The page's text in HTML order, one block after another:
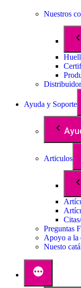
Nuestros
Ayuda y Soporte
Articulos
Preguntas
Apoyo a la
Nuesto